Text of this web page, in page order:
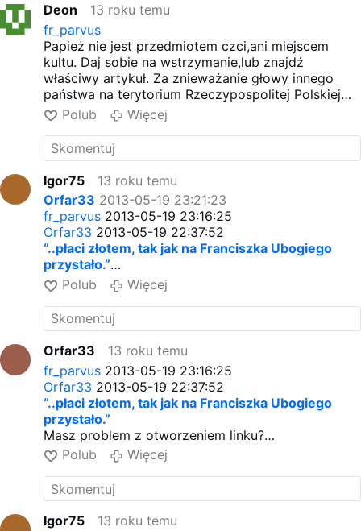
Deon
13 roku temu
fr_parvus
Papież nie jest przedmiotem czci,ani miejscem
kultu. Daj sobie na wstrzymanie,lub znajdź
właściwy artykuł. Za znieważanie głowy innego
państwa na terytorium Rzeczypospolitej Polskiej
grozi odpowiedzialność z artykułu 136 par.3 KK
Polub Więcej
Igor75
13 roku temu
Orfar33 2013-05-19 23:21:23
fr_parvus 2013-05-19 23:16:25
Orfar33 2013-05-19 22:37:52
“..płaci złotem, tak jak na Franciszka Ubogiego
przystało.”
Masz problem z otworzeniem linku?
Otwórz i obejrzyj film!
=============================
On nie otworzy, bo nienawidzi prawdy!
Polub Więcej
Orfar33
13 roku temu
fr_parvus 2013-05-19 23:16:25
Orfar33 2013-05-19 22:37:52
“..płaci złotem, tak jak na Franciszka Ubogiego
przystało.”
Masz problem z otworzeniem linku?
Otwórz i obejrzyj film!
Polub Więcej
Igor75
13 roku temu